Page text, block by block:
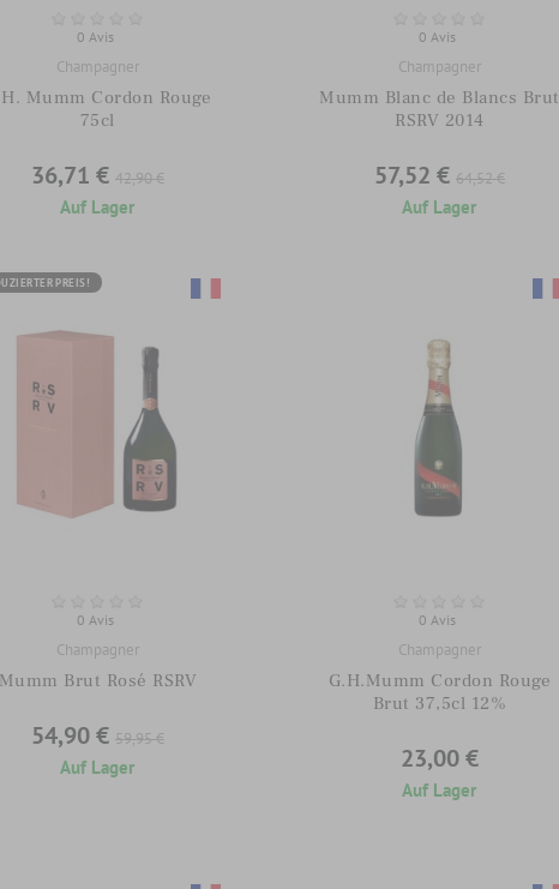
0 Avis
Champagner
Mumm Cordon Rouge
75cl
36,71 € 42,90 €
Auf Lager
0 Avis
Champagner
Mumm Blanc de Blancs Brut
RSRV 2014
57,52 € 64,52 €
Auf Lager
PREIS!
0 Avis
Champagner
Brut Rosé RSRV
54,90 € 59,95 €
Auf Lager
0 Avis
Champagner
G.H.Mumm Cordon Rouge
Brut 37,5cl 12%
23,00 €
Auf Lager